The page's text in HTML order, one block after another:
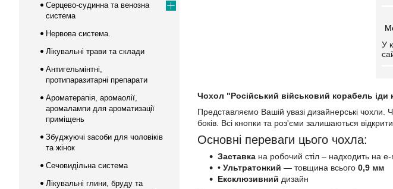
У
Чохол "Російський військовий корабель іди
Представляємо Вашій увазі дизайнерські
боків. Всі кнопки та роз'єми залишаються
Основні переваги цього чохла:
Заставка на робочий стіл – надходить на
• Ультратонкий — товщина всього 0,9 мм
Ексклюзивний дизайн
Серцево-судинна та венозна
система
Нервова система.
Лікувальні трави та склади
Антигельмінтні,
протипаразитарні препарати
Ароматерапія, аромаолії,
аромалампи для ароматизації
приміщень
Збуджуючі засоби для чоловіків
та жінок
Сечовидільна система
Лікувальні глини, бруду та